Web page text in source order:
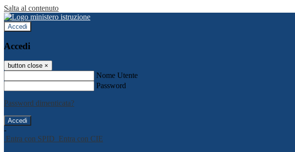
Salta al contenuto
Accedi
Accedi
button close ×
Nome Utente
Password
Password dimenticata?
-
Entra con SPID Entra con CIE